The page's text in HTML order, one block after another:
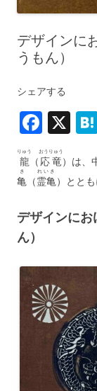
デザインに
うもん）
シェアする
F
a
c
e
b
o
k
X
龍
りゅう
（ 応竜
おうりゅう
）は、
亀
き
（霊亀
れいき
）ととも
デザインに
ん）